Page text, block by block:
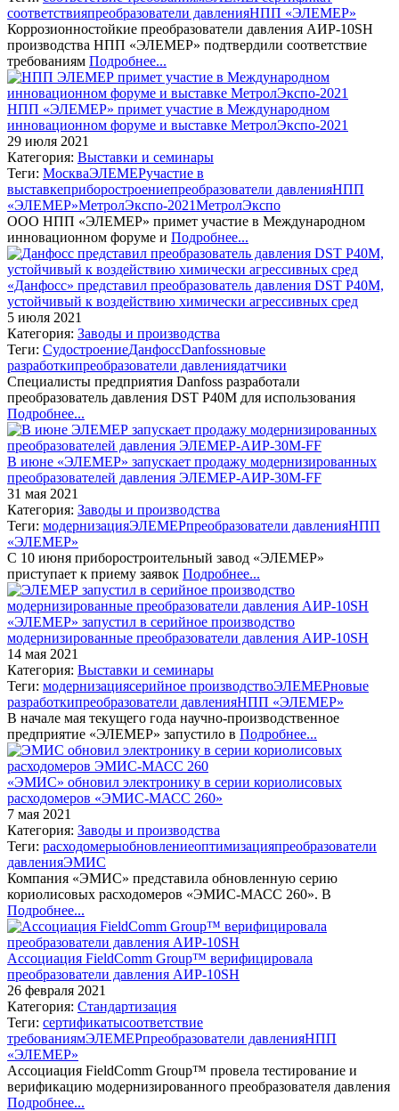
соответствияпреобразователи давленияНПП «ЭЛЕМЕР»
Коррозионностойкие преобразователи давления АИР-10SH
производства НПП «ЭЛЕМЕР» подтвердили соответствие
требованиям Подробнее...
НПП «ЭЛЕМЕР» примет участие в Международном
инновационном форуме и выставке МетролЭкспо-2021
29 июля 2021
Категория: Выставки и семинары
Теги: МоскваЭЛЕМЕРучастие в
выставкеприборостроениепреобразователи давленияНПП
«ЭЛЕМЕР»МетролЭкспо-2021МетролЭкспо
ООО НПП «ЭЛЕМЕР» примет участие в Международном
инновационном форуме и Подробнее...
«Данфосс» представил преобразователь давления DST P40M,
устойчивый к воздействию химически агрессивных сред
5 июля 2021
Категория: Заводы и производства
Теги: СудостроениеДанфоссDanfossновые
разработкипреобразователи давлениядатчики
Специалисты предприятия Danfoss разработали
преобразователь давления DST P40M для использования
Подробнее...
В июне «ЭЛЕМЕР» запускает продажу модернизированных
преобразователей давления ЭЛЕМЕР-АИР-30М-FF
31 мая 2021
Категория: Заводы и производства
Теги: модернизацияЭЛЕМЕРпреобразователи давленияНПП
«ЭЛЕМЕР»
С 10 июня приборостроительный завод «ЭЛЕМЕР»
приступает к приему заявок Подробнее...
«ЭЛЕМЕР» запустил в серийное производство
модернизированные преобразователи давления АИР-10SH
14 мая 2021
Категория: Выставки и семинары
Теги: модернизациясерийное производствоЭЛЕМЕРновые
разработкипреобразователи давленияНПП «ЭЛЕМЕР»
В начале мая текущего года научно-производственное
предприятие «ЭЛЕМЕР» запустило в Подробнее...
«ЭМИС» обновил электронику в серии кориолисовых
расходомеров «ЭМИС-МАСС 260»
7 мая 2021
Категория: Заводы и производства
Теги: расходомерыобновлениеоптимизацияпреобразователи
давленияЭМИС
Компания «ЭМИС» представила обновленную серию
кориолисовых расходомеров «ЭМИС-МАСС 260». В
Подробнее...
Ассоциация FieldComm Group™ верифицировала
преобразователи давления АИР-10SH
26 февраля 2021
Категория: Стандартизация
Теги: сертификатысоответствие
требованиямЭЛЕМЕРпреобразователи давленияНПП
«ЭЛЕМЕР»
Ассоциация FieldComm Group™ провела тестирование и
верификацию модернизированного преобразователя давления
Подробнее...